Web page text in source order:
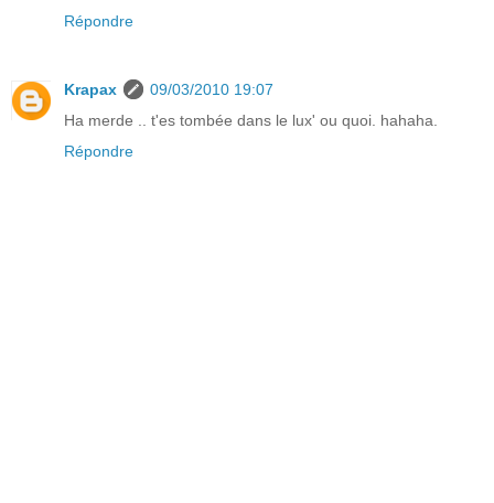
Répondre
Krapax
09/03/2010 19:07
Ha merde .. t'es tombée dans le lux' ou quoi. hahaha.
Répondre